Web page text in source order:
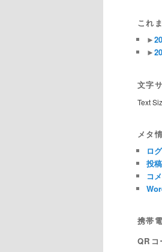
これ
►
►
文字
Text
メタ
ロ
投
コ
携帯
QRコ